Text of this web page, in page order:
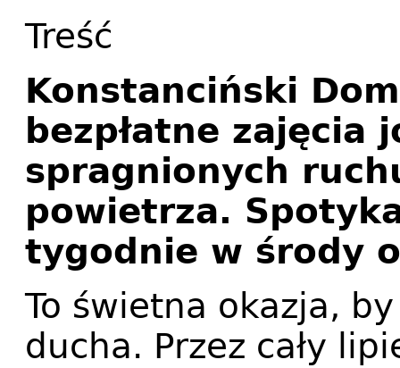
Treść
Konstanciński
bezpłatne zajęcia
spragnionych
powietrza.
tygodnie w środy
To świetna okazja,
ducha. Przez cały